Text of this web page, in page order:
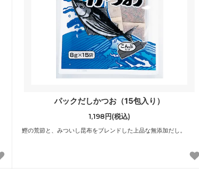
パックだしかつお（15包入り）
1,198円(税込)
鰹の荒節と、みついし昆布をブレンドした上品な無添加だし。